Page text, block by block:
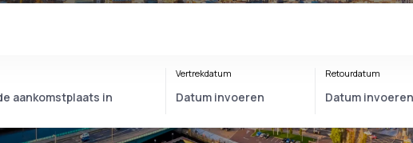
Vertrekdatum Retourdatum